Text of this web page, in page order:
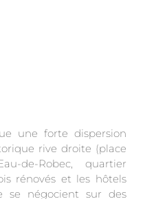
une forte dispersion
rive droite (place
de-Robec, quartier
rénovés et les hôtels
se négocient sur des